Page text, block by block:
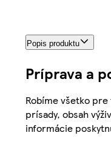
Popis produktu
Príprava a
Robíme všetko
prísady, obsah
informácie